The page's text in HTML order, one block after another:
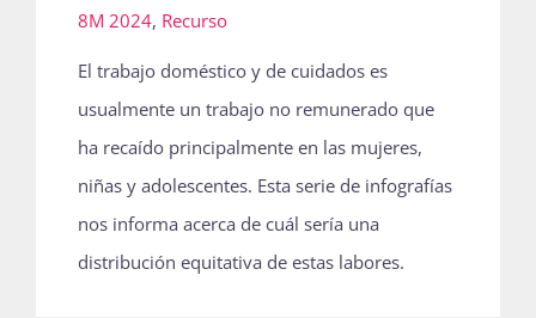
Publicaciones
Bienvenida generación 2027-1
8M 2024, Recurso
El trabajo doméstico y de cuidados es
usualmente un trabajo no remunerado que
ha recaído principalmente en las mujeres,
niñas y adolescentes. Esta serie de infografías
nos informa acerca de cuál sería una
distribución equitativa de estas labores.